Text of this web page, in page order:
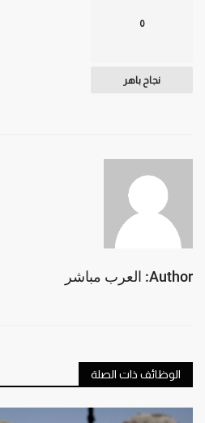
0
نجاح باهر
Author: العرب مباشر
الوظائف ذات الصلة